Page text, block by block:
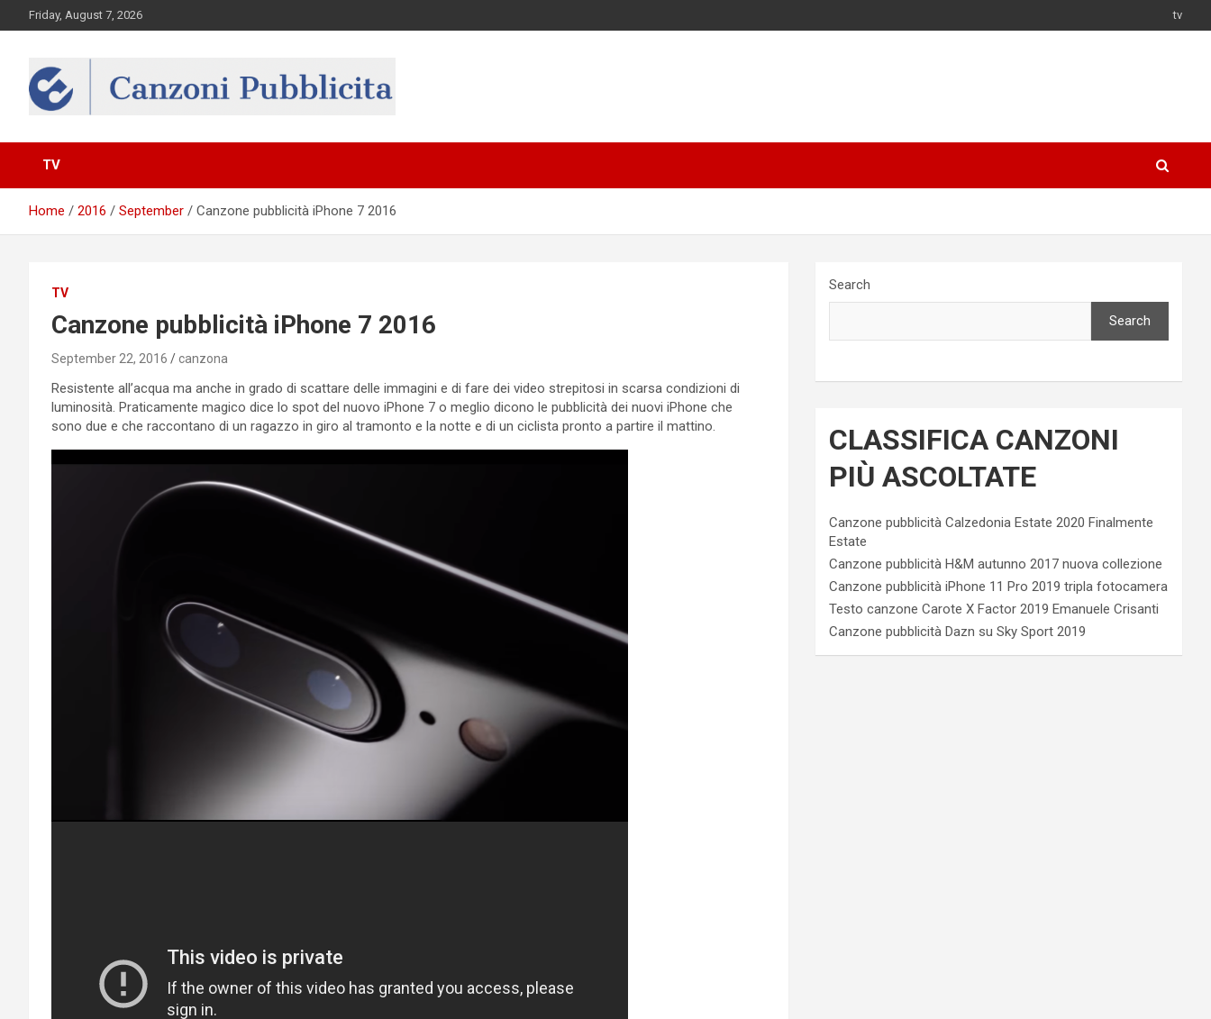
to
Friday, August 7, 2026 tv
Canzona
TV
Home 2016 September Canzone pubblicità iPhone 7 2016
TV
Canzone pubblicità iPhone 7 2016
September 22, 2016 canzona
Resistente all’acqua ma anche in grado di scattare delle immagini e di fare dei video strepitosi in scarsa condizioni di
luminosità. Praticamente magico dice lo spot del nuovo iPhone 7 o meglio dicono le pubblicità dei nuovi iPhone che
sono due e che raccontano di un ragazzo in giro al tramonto e la notte e di un ciclista pronto a partire il mattino.
Search
Search
CLASSIFICA CANZONI
PIÙ ASCOLTATE
Canzone pubblicità Calzedonia Estate 2020 Finalmente
Estate
Canzone pubblicità H&M autunno 2017 nuova collezione
Canzone pubblicità iPhone 11 Pro 2019 tripla fotocamera
Testo canzone Carote X Factor 2019 Emanuele Crisanti
Canzone pubblicità Dazn su Sky Sport 2019